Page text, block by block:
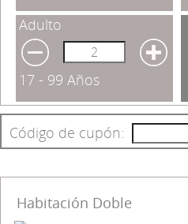
Adulto
17 - 99 Años
Código de cupón:
Habitación Doble